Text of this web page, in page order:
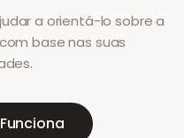
a orientá-lo sobre a
base nas suas